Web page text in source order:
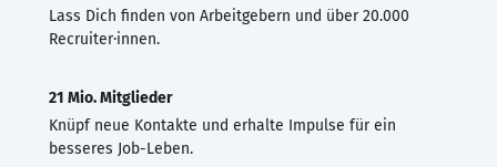
Lass Dich finden von Arbeitgebern und über 20.000
Recruiter·innen.
21 Mio. Mitglieder
Knüpf neue Kontakte und erhalte Impulse für ein
besseres Job-Leben.